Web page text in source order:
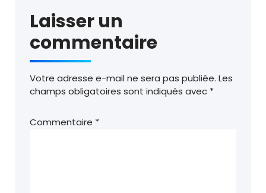
Laisser un
commentaire
Votre adresse e-mail ne sera pas publiée. Les
champs obligatoires sont indiqués avec *
Commentaire *